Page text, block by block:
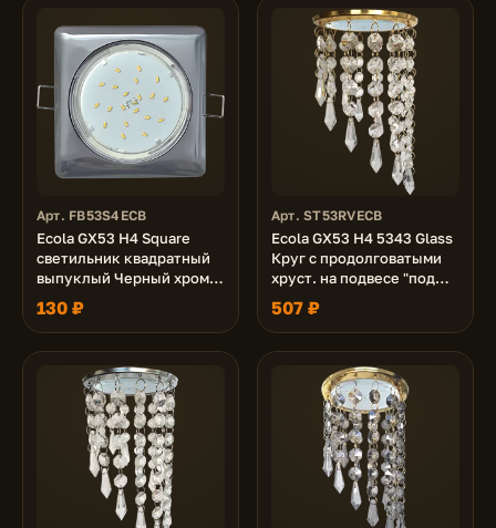
Арт. FB53S4ECB
Ecola GX53 H4 Square
светильник квадратный
выпуклый Черный хром
107x41 (к+)
130 ₽
Арт. ST53RVECB
Ecola GX53 H4 5343 Glass
Круг с продолговатыми
хруст. на подвесе "под
скос" Прозрачный /
Золото 240x110 (к+)
507 ₽